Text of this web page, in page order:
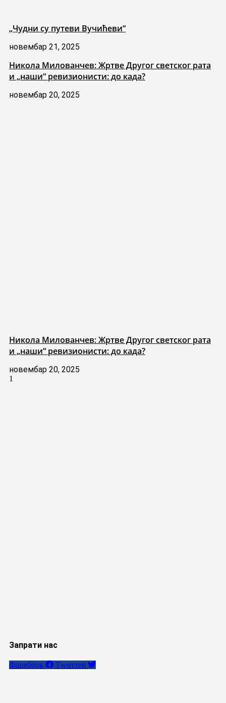
„Чудни су путеви Вучићеви“
новембар 21, 2025
Никола Милованчев: Жртве Другог светског рата
и „наши“ ревизионисти: до када?
новембар 20, 2025
Никола Милованчев: Жртве Другог светског рата
и „наши“ ревизионисти: до када?
новембар 20, 2025
Запрати нас
Фацебоок Тwиттер